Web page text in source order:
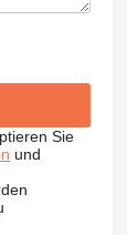
Sie
und